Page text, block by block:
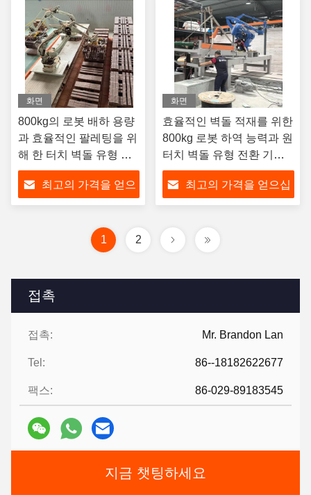
접촉
접촉: Mr. Brandon Lan
Tel: 86--18182622677
팩스: 86-029-89183545
지금 챗팅하세요
화면
800kg의 로봇 배하 용량
과 효율적인 팔레팅을 위
해 한 터치 벽돌 유형 전
환을 갖춘 자동 벽돌 스
파킹 기계
최고의 가격을 얻으
화면
효율적인 벽돌 적재를 위한
800kg 로봇 하역 능력과 원
터치 벽돌 유형 전환 기능
을 갖춘 자동 벽돌 팔레타
이징 로봇
최고의 가격을 얻으십
1 2